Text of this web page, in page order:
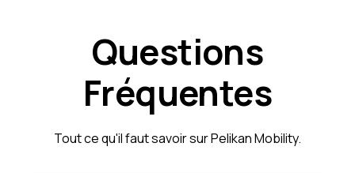
Questions
Fréquentes
Tout ce qu'il faut savoir sur Pelikan Mobility.